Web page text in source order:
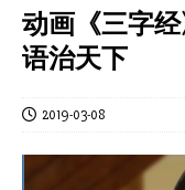
动画《三字
语治天下
2019-03-08